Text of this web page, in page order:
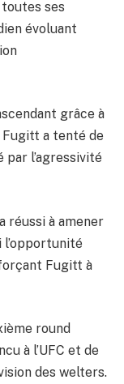
ses
évoluant
grâce à
a tenté de
par l’agressivité
réussi à amener
l’opportunité
Fugitt à
round
à l’UFC et de
des welters.